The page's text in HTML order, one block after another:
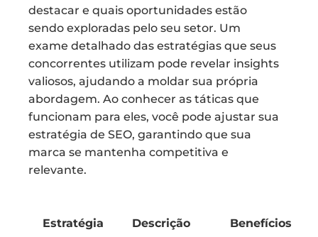
destacar e quais oportunidades estão
sendo exploradas pelo seu setor. Um
exame detalhado das estratégias que seus
concorrentes utilizam pode revelar insights
valiosos, ajudando a moldar sua própria
abordagem. Ao conhecer as táticas que
funcionam para eles, você pode ajustar sua
estratégia de SEO, garantindo que sua
marca se mantenha competitiva e
relevante.
Estratégia Descrição Benefícios